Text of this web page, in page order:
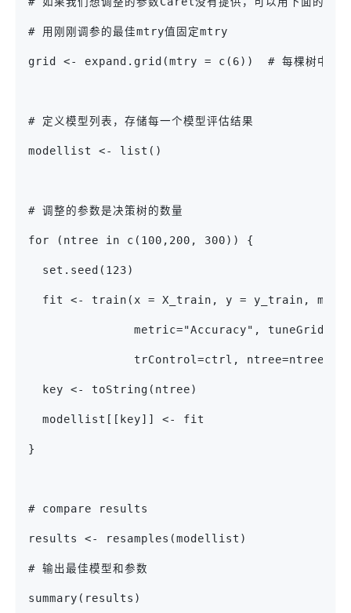
# 用刚刚调参的最佳mtry值固定mtry
grid <- expand.grid(mtry = c(6))  # 每棵树中用于
# 定义模型列表，存储每一个模型评估结果
modellist <- list()
# 调整的参数是决策树的数量
for (ntree in c(100,200, 300)) {
  set.seed(123)
fit <- train(x = X_train, y = y_train,
metric="Accuracy",
               trControl=ctrl, ntree=ntree)
  key <- toString(ntree)
  modellist[[key]] <- fit
}
# compare results
results <- resamples(modellist)
# 输出最佳模型和参数
summary(results)